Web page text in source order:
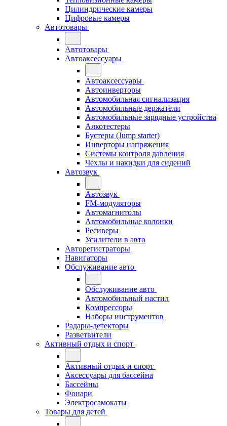
Цилиндрические камеры
Цифровые камеры
Автотовары
Автотовары
Автоаксессуары
Автоаксессуары
Автоинверторы
Автомобильная сигнализация
Автомобильные держатели
Автомобильные зарядные устройства
Алкотестеры
Бустеры (Jump starter)
Инверторы напряжения
Системы контроля давления
Чехлы и накидки для сидений
Автозвук
Автозвук
FM-модуляторы
Автомагнитолы
Автомобильные колонки
Ресиверы
Усилители в авто
Авторегистраторы
Навигаторы
Обслуживание авто
Обслуживание авто
Автомобильный настил
Компрессоры
Наборы инструментов
Радары-детекторы
Разветвители
Активный отдых и спорт
Активный отдых и спорт
Аксессуары для бассейна
Бассейны
Фонари
Электросамокаты
Товары для детей